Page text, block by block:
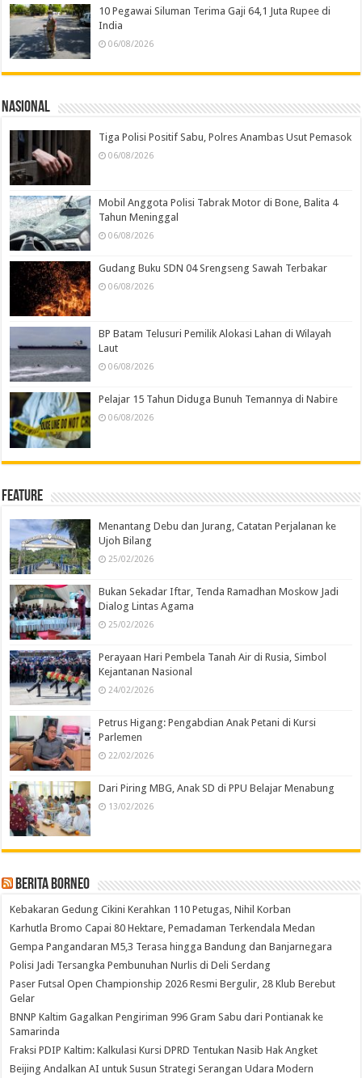
10 Pegawai Siluman Terima Gaji 64,1 Juta Rupee di
India
06/08/2026
Nasional
Tiga Polisi Positif Sabu, Polres Anambas Usut Pemasok
06/08/2026
Mobil Anggota Polisi Tabrak Motor di Bone, Balita 4
Tahun Meninggal
06/08/2026
Gudang Buku SDN 04 Srengseng Sawah Terbakar
06/08/2026
BP Batam Telusuri Pemilik Alokasi Lahan di Wilayah
Laut
06/08/2026
Pelajar 15 Tahun Diduga Bunuh Temannya di Nabire
06/08/2026
Feature
Menantang Debu dan Jurang, Catatan Perjalanan ke
Ujoh Bilang
25/02/2026
Bukan Sekadar Iftar, Tenda Ramadhan Moskow Jadi
Dialog Lintas Agama
25/02/2026
Perayaan Hari Pembela Tanah Air di Rusia, Simbol
Kejantanan Nasional
24/02/2026
Petrus Higang: Pengabdian Anak Petani di Kursi
Parlemen
22/02/2026
Dari Piring MBG, Anak SD di PPU Belajar Menabung
13/02/2026
Berita Borneo
Kebakaran Gedung Cikini Kerahkan 110 Petugas, Nihil Korban
Karhutla Bromo Capai 80 Hektare, Pemadaman Terkendala Medan
Gempa Pangandaran M5,3 Terasa hingga Bandung dan Banjarnegara
Polisi Jadi Tersangka Pembunuhan Nurlis di Deli Serdang
Paser Futsal Open Championship 2026 Resmi Bergulir, 28 Klub Berebut
Gelar
BNNP Kaltim Gagalkan Pengiriman 996 Gram Sabu dari Pontianak ke
Samarinda
Fraksi PDIP Kaltim: Kalkulasi Kursi DPRD Tentukan Nasib Hak Angket
Beijing Andalkan AI untuk Susun Strategi Serangan Udara Modern